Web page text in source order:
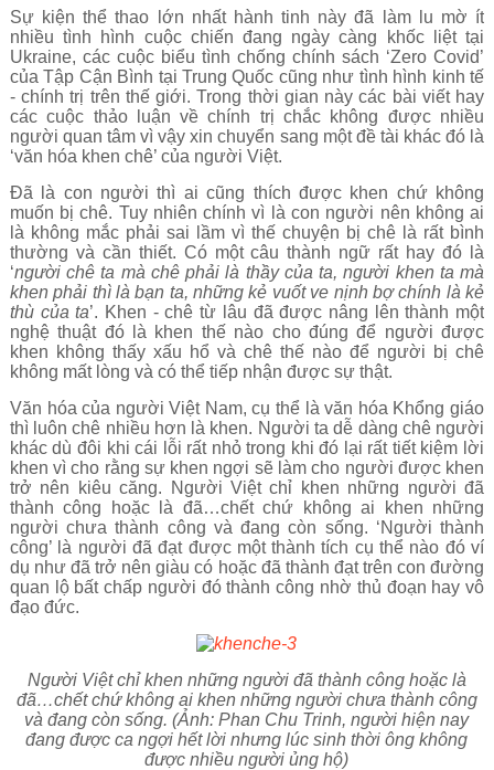
Sự kiện thể thao lớn nhất hành tinh này đã làm lu mờ ít
nhiều tình hình cuộc chiến đang ngày càng khốc liệt tại
Ukraine, các cuộc biểu tình chống chính sách ‘Zero Covid’
của Tập Cận Bình tại Trung Quốc cũng như tình hình kinh tế
- chính trị trên thế giới. Trong thời gian này các bài viết hay
các cuộc thảo luận về chính trị chắc không được nhiều
người quan tâm vì vậy xin chuyển sang một đề tài khác đó là
‘văn hóa khen chê’ của người Việt.
Đã là con người thì ai cũng thích được khen chứ không
muốn bị chê. Tuy nhiên chính vì là con người nên không ai
là không mắc phải sai lầm vì thế chuyện bị chê là rất bình
thường và cần thiết. Có một câu thành ngữ rất hay đó là
‘người chê ta mà chê phải là thầy của ta, người khen ta mà
khen phải thì là bạn ta, những kẻ vuốt ve nịnh bợ chính là kẻ
thù của ta’. Khen - chê từ lâu đã được nâng lên thành một
nghệ thuật đó là khen thế nào cho đúng để người được
khen không thấy xấu hổ và chê thế nào để người bị chê
không mất lòng và có thể tiếp nhận được sự thật.
Văn hóa của người Việt Nam, cụ thể là văn hóa Khổng giáo
thì luôn chê nhiều hơn là khen. Người ta dễ dàng chê người
khác dù đôi khi cái lỗi rất nhỏ trong khi đó lại rất tiết kiệm lời
khen vì cho rằng sự khen ngợi sẽ làm cho người được khen
trở nên kiêu căng. Người Việt chỉ khen những người đã
thành công hoặc là đã…chết chứ không ai khen những
người chưa thành công và đang còn sống. ‘Người thành
công’ là người đã đạt được một thành tích cụ thể nào đó ví
dụ như đã trở nên giàu có hoặc đã thành đạt trên con đường
quan lộ bất chấp người đó thành công nhờ thủ đoạn hay vô
đạo đức.
Người Việt chỉ khen những người đã thành công hoặc là
đã…chết chứ không ai khen những người chưa thành công
và đang còn sống. (Ảnh: Phan Chu Trinh, người hiện nay
đang được ca ngợi hết lời nhưng lúc sinh thời ông không
được nhiều người ủng hộ)